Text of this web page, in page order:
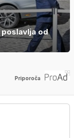
poslavlja od
Priporoča